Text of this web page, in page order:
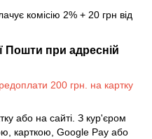
комісію 2% + 20 грн від
Пошти при адресній
200 грн. на картку
або на сайті. З кур'єром
карткою, Google Pay або